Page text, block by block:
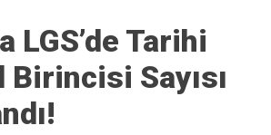
LGS’de Tarihi
Birincisi Sayısı